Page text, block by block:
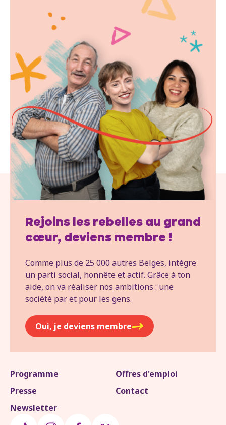
Rejoins les rebelles au grand
cœur, deviens membre !
Comme plus de 25 000 autres Belges, intègre
un parti social, honnête et actif. Grâce à ton
aide, on va réaliser nos ambitions : une
société par et pour les gens.
Oui, je deviens membre
Programme
Offres d'emploi
Presse
Contact
Newsletter